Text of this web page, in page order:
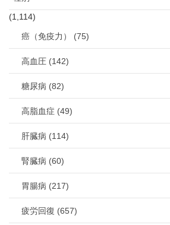
(1,114)
癌（免疫力） (75)
高血圧 (142)
糖尿病 (82)
高脂血症 (49)
肝臓病 (114)
腎臓病 (60)
胃腸病 (217)
疲労回復 (657)